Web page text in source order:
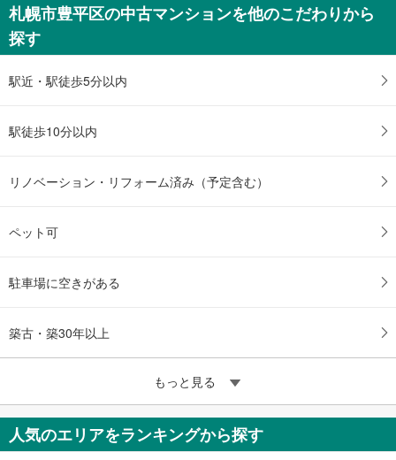
札幌市豊平区の中古マンションを他のこだわりから
探す
駅近・駅徒歩5分以内
駅徒歩10分以内
リノベーション・リフォーム済み（予定含む）
ペット可
駐車場に空きがある
築古・築30年以上
もっと見る
人気のエリアをランキングから探す